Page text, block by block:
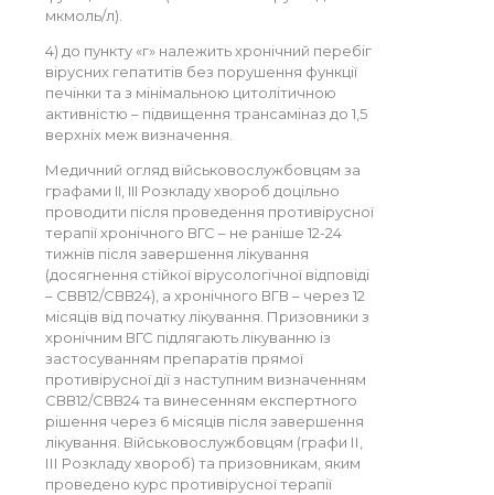
мкмоль/л).
4) до пункту «г» належить хронічний перебіг
вірусних гепатитів без порушення функції
печінки та з мінімальною цитолітичною
активністю – підвищення трансаміназ до 1,5
верхніх меж визначення.
Медичний огляд військовослужбовцям за
графами II, III Розкладу хвороб доцільно
проводити після проведення противірусної
терапії хронічного ВГС – не раніше 12-24
тижнів після завершення лікування
(досягнення стійкої вірусологічної відповіді
– СВВ12/СВВ24), а хронічного ВГВ – через 12
місяців від початку лікування. Призовники з
хронічним ВГС підлягають лікуванню із
застосуванням препаратів прямої
противірусної дії з наступним визначенням
СВВ12/СВВ24 та винесенням експертного
рішення через 6 місяців після завершення
лікування. Військовослужбовцям (графи ІІ,
ІІІ Розкладу хвороб) та призовникам, яким
проведено курс противірусної терапії